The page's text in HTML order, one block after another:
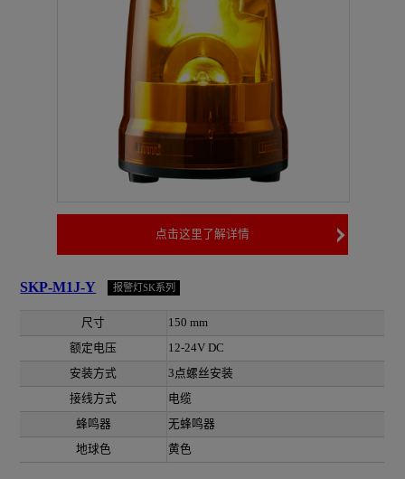
点击这里了解详情
SKP-M1J-Y 报警灯SK系列
尺寸
150 mm
额定电压
12-24V DC
安装方式
3点螺丝安装
接线方式
电缆
蜂鸣器
无蜂鸣器
地球色
黄色